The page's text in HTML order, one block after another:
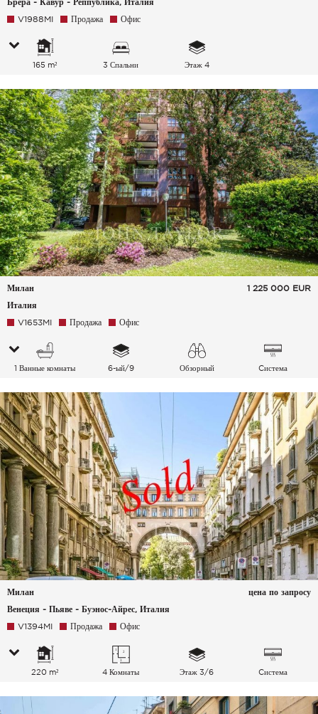
V1988MI Продажа Офис
165 m² 3 Спальни Этаж 4
Милан
Италия
1 225 000 EUR
V1653MI Продажа Офис
1 Ванные комнаты 6-ый/9 Обзорный
Cистема
воздуха
Милан
Венеция - Пьяве - Буэнос-Айрес, Италия
цена по запросу
V1394MI Продажа Офис
220 m² 4 Комнаты Этаж 3/6
Cистема
воздуха